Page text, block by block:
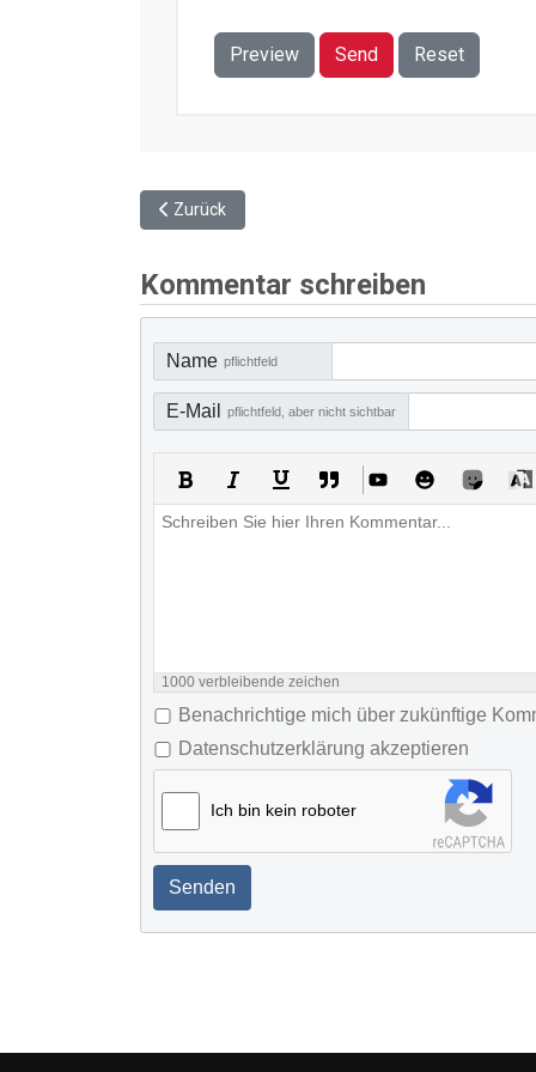
Preview Send Reset
Vorheriger Beitrag: Vorsorgevollmacht und
Zurück
Kommentar schreiben
Name pflichtfeld
E-Mail pflichtfeld, aber nicht sichtbar
1000 verbleibende zeichen
Benachrichtige mich über zukünftige
Datenschutzerklärung akzeptieren
Ich bin kein roboter
Senden